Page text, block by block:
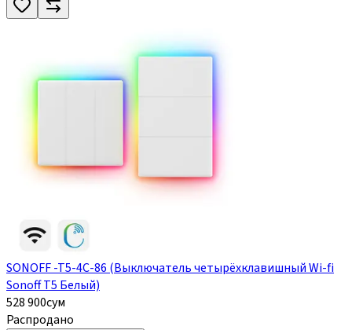
SONOFF -T5-4C-86 (Выключатель четырёхклавишный Wi-fi
Sonoff T5 Белый)
528 900сум
Распродано